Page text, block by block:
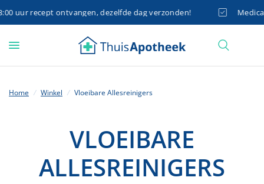
uur recept ontvangen, dezelfde dag verzonden!
Home / Winkel / Vloeibare Allesreinigers
VLOEIBARE
ALLESREINIGERS